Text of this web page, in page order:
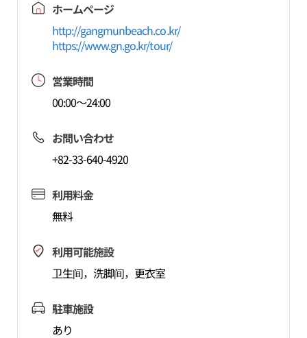
ホームページ
http://gangmunbeach.co.kr/
https://www.gn.go.kr/tour/
営業時間
00:00～24:00
お問い合わせ
+82-33-640-4920
利用料金
無料
利用可能施設
卫生间，洗脚间，更衣室
駐車施設
あり